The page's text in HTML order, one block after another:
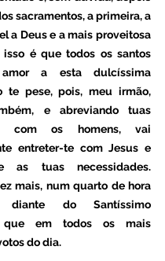
sacramentos, a primeira, a
a Deus e a mais proveitosa
isso é que todos os santos
a esta dulcíssima
te pese, pois, meu irmão,
e abreviando tuas
com os homens, vai
entreter-te com Jesus e
as tuas necessidades.
mais, num quarto de hora
do Santíssimo
que em todos os mais
do dia.